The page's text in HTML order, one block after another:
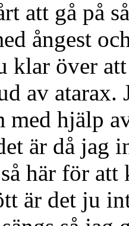
att gå på
ångest
klar över
av
med hjälp
är då jag
här för att
är det ju